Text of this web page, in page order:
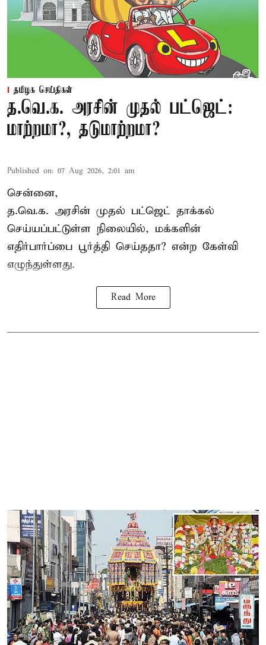
தமிழக செய்திகள்
த.வெ.க. அரசின் முதல் பட்ஜெட்:
மாற்றமா?, தடுமாற்றமா?
Published on: 07 Aug 2026, 2:01 am
சென்னை,
த.வெ.க. அரசின் முதல் பட்ஜெட் தாக்கல்
செய்யப்பட்டுள்ள நிலையில், மக்களின்
எதிர்பார்ப்பை பூர்த்தி செய்ததா? என்ற கேள்வி
எழுந்துள்ளது.
Read More